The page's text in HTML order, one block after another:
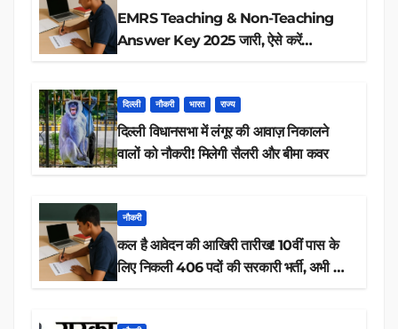
EMRS Teaching & Non-Teaching
Answer Key 2025 जारी, ऐसे करें
दिल्ली नौकरी भारत राज्य
दिल्ली विधानसभा में लंगूर की आवाज़ निकालने
वालों को नौकरी! मिलेगी सैलरी और बीमा कवर
नौकरी
कल है आवेदन की आखिरी तारीख! 10वीं पास के
लिए निकली 406 पदों की सरकारी भर्ती, अभी करें